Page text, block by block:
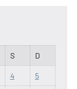
S D
4 5